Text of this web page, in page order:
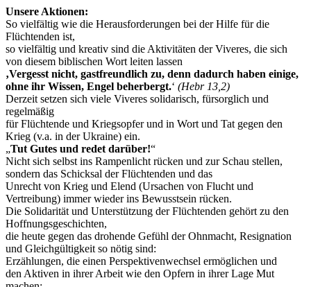
Unsere Aktionen:
So vielfältig wie die Herausforderungen bei der Hilfe für die
Flüchtenden ist,
so vielfältig und kreativ sind die Aktivitäten der Viveres, die sich
von diesem biblischen Wort leiten lassen
‚Vergesst nicht, gastfreundlich zu, denn dadurch haben einige,
ohne ihr Wissen, Engel beherbergt.‘ (Hebr 13,2)
Derzeit setzen sich viele Viveres solidarisch, fürsorglich und
regelmäßig
für Flüchtende und Kriegsopfer und in Wort und Tat gegen den
Krieg (v.a. in der Ukraine) ein.
„Tut Gutes und redet darüber!“
Nicht sich selbst ins Rampenlicht rücken und zur Schau stellen,
sondern das Schicksal der Flüchtenden und das
Unrecht von Krieg und Elend (Ursachen von Flucht und
Vertreibung) immer wieder ins Bewusstsein rücken.
Die Solidarität und Unterstützung der Flüchtenden gehört zu den
Hoffnungsgeschichten,
die heute gegen das drohende Gefühl der Ohnmacht, Resignation
und Gleichgültigkeit so nötig sind:
Erzählungen, die einen Perspektivenwechsel ermöglichen und
den Aktiven in ihrer Arbeit wie den Opfern in ihrer Lage Mut